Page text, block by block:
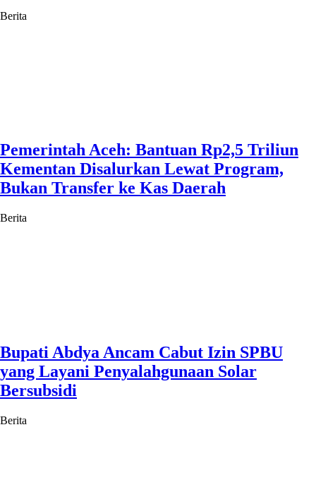
Berita
Pemerintah Aceh: Bantuan Rp2,5 Triliun
Kementan Disalurkan Lewat Program,
Bukan Transfer ke Kas Daerah
Berita
Bupati Abdya Ancam Cabut Izin SPBU
yang Layani Penyalahgunaan Solar
Bersubsidi
Berita